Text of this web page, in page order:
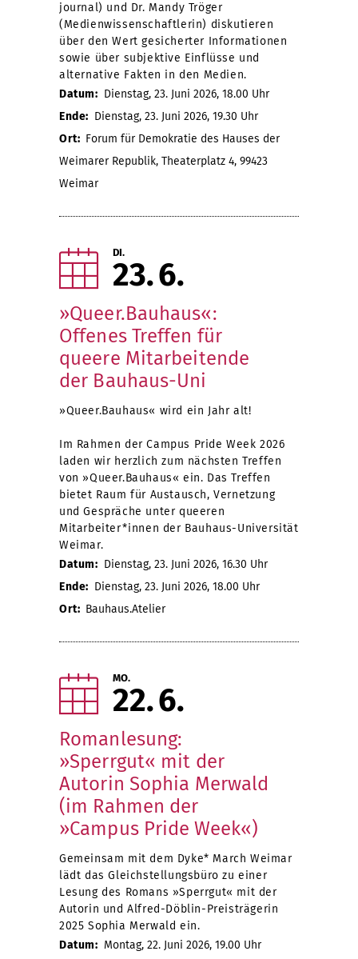
journal) und Dr. Mandy Tröger
(Medienwissenschaftlerin) diskutieren
über den Wert gesicherter Informationen
sowie über subjektive Einflüsse und
alternative Fakten in den Medien.
Datum: Dienstag, 23. Juni 2026, 18.00 Uhr
Ende: Dienstag, 23. Juni 2026, 19.30 Uhr
Ort: Forum für Demokratie des Hauses der
Weimarer Republik, Theaterplatz 4, 99423
Weimar
DI.
23 6
»Queer.Bauhaus«:
Offenes Treffen für
queere Mitarbeitende
der Bauhaus-Uni
»Queer.Bauhaus« wird ein Jahr alt!
Im Rahmen der Campus Pride Week 2026
laden wir herzlich zum nächsten Treffen
von »Queer.Bauhaus« ein. Das Treffen
bietet Raum für Austausch, Vernetzung
und Gespräche unter queeren
Mitarbeiter*innen der Bauhaus-Universität
Weimar.
Datum: Dienstag, 23. Juni 2026, 16.30 Uhr
Ende: Dienstag, 23. Juni 2026, 18.00 Uhr
Ort: Bauhaus.Atelier
MO.
22 6
Romanlesung:
»Sperrgut« mit der
Autorin Sophia Merwald
(im Rahmen der
»Campus Pride Week«)
Gemeinsam mit dem Dyke* March Weimar
lädt das Gleichstellungsbüro zu einer
Lesung des Romans »Sperrgut« mit der
Autorin und Alfred-Döblin-Preisträgerin
2025 Sophia Merwald ein.
Datum: Montag, 22. Juni 2026, 19.00 Uhr